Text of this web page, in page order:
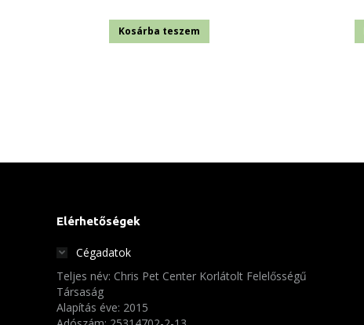
Kosárba teszem
Elérhetőségek
Cégadatok
Teljes név: Chris Pet Center Korlátolt Felelősségű
Társaság
Alapítás éve: 2015